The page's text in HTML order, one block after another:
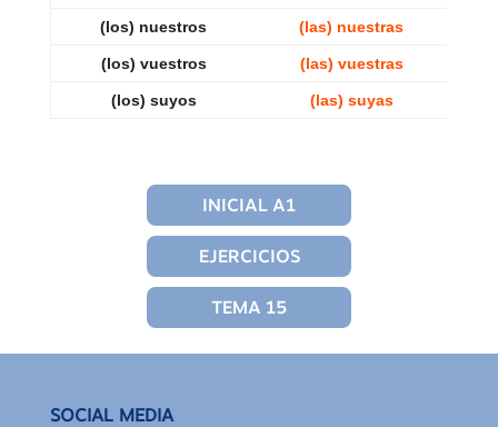
(los) nuestros (las) nuestras
(los) vuestros (las) vuestras
(los) suyos (las) suyas
INICIAL A1
EJERCICIOS
TEMA 15
SOCIAL MEDIA